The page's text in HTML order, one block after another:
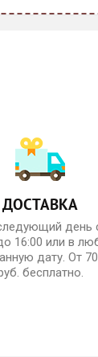
ДОСТАВКА
день
16:00 или в
дату. От
бесплатно.